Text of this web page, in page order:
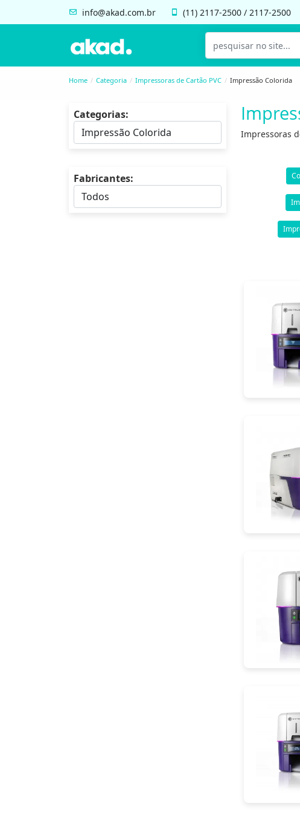
info@akad.com.br (11) 2117-2500 / 2117-2500
Home Categoria Impressoras de Cartão PVC Impressão Colorida
Categorias:
Fabricantes:
Impressoras